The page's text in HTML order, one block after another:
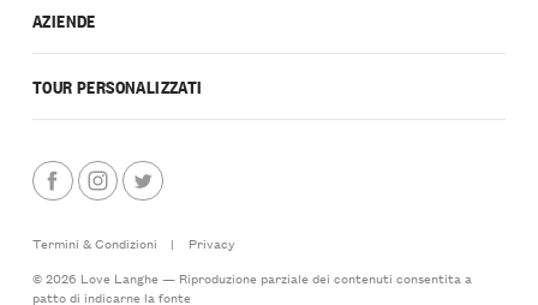
AZIENDE
TOUR PERSONALIZZATI
Termini & Condizioni |
Privacy
© 2026 Love Langhe — Riproduzione parziale dei contenuti consentita a
patto di indicarne la fonte